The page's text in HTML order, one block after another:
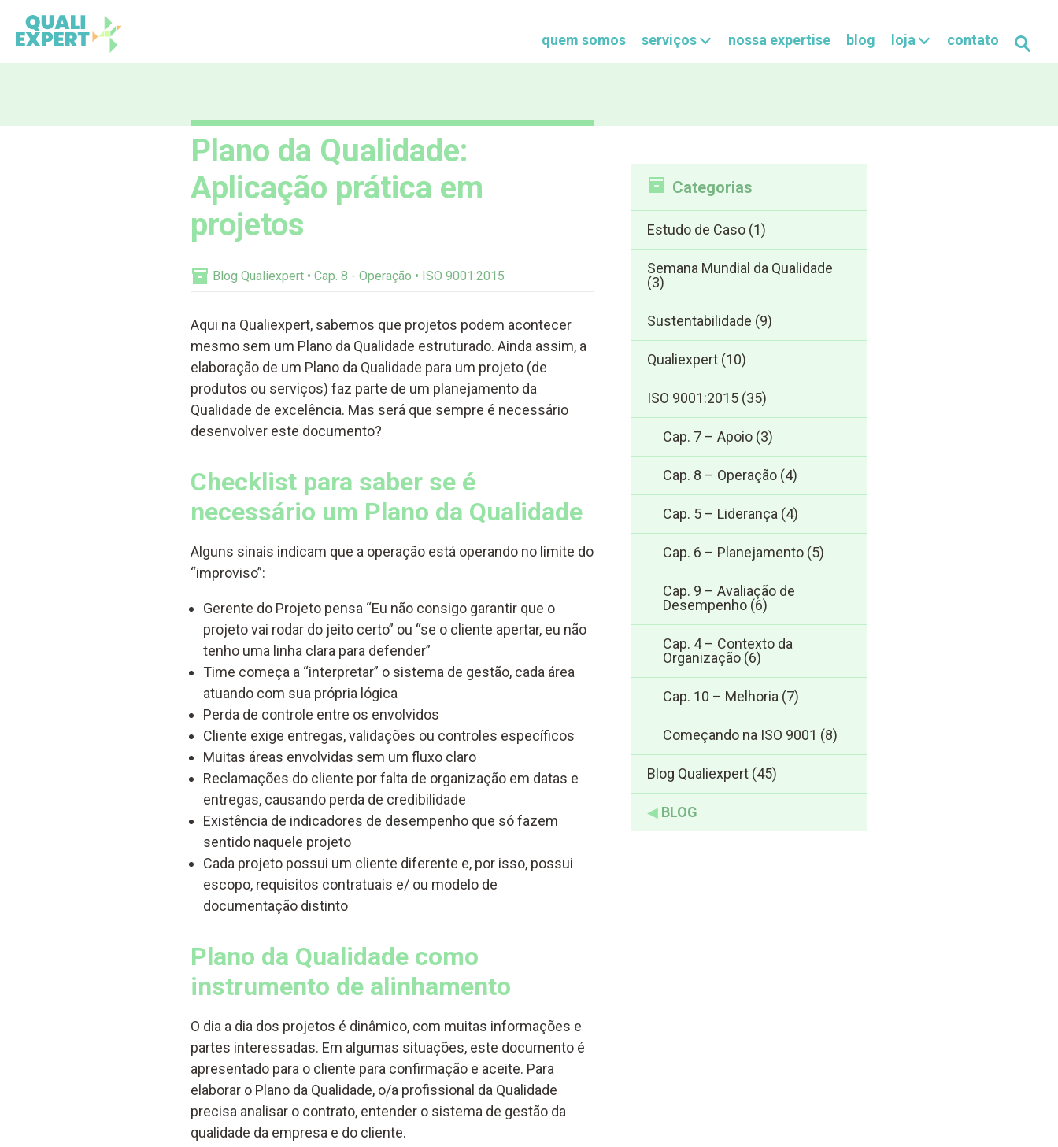
Qualiexpert
quem somos serviços nossa expertise blog loja contato
Buscar
Plano da Qualidade:
Aplicação prática em
projetos
Blog Qualiexpert Cap. 8 - Operação ISO 9001:2015
Aqui na Qualiexpert, sabemos que projetos podem acontecer
mesmo sem um Plano da Qualidade estruturado. Ainda assim, a
elaboração de um Plano da Qualidade para um projeto (de
produtos ou serviços) faz parte de um planejamento da
Qualidade de excelência. Mas será que sempre é necessário
desenvolver este documento?
Checklist para saber se é
necessário um Plano da Qualidade
Alguns sinais indicam que a operação está operando no limite do
“improviso”:
Gerente do Projeto pensa “Eu não consigo garantir que o
projeto vai rodar do jeito certo” ou “se o cliente apertar, eu não
tenho uma linha clara para defender”
Time começa a “interpretar” o sistema de gestão, cada área
atuando com sua própria lógica
Perda de controle entre os envolvidos
Cliente exige entregas, validações ou controles específicos
Muitas áreas envolvidas sem um fluxo claro
Reclamações do cliente por falta de organização em datas e
entregas, causando perda de credibilidade
Existência de indicadores de desempenho que só fazem
sentido naquele projeto
Cada projeto possui um cliente diferente e, por isso, possui
escopo, requisitos contratuais e/ ou modelo de
documentação distinto
Plano da Qualidade como
instrumento de alinhamento
O dia a dia dos projetos é dinâmico, com muitas informações e
partes interessadas. Em algumas situações, este documento é
apresentado para o cliente para confirmação e aceite. Para
elaborar o Plano da Qualidade, o/a profissional da Qualidade
precisa analisar o contrato, entender o sistema de gestão da
qualidade da empresa e do cliente.
Categorias
Estudo de Caso (1)
Semana Mundial da Qualidade
(3)
Sustentabilidade (9)
Qualiexpert (10)
ISO 9001:2015 (35)
Cap. 7 – Apoio (3)
Cap. 8 – Operação (4)
Cap. 5 – Liderança (4)
Cap. 6 – Planejamento (5)
Cap. 9 – Avaliação de
Desempenho (6)
Cap. 4 – Contexto da
Organização (6)
Cap. 10 – Melhoria (7)
Começando na ISO 9001 (8)
Blog Qualiexpert (45)
◀ BLOG